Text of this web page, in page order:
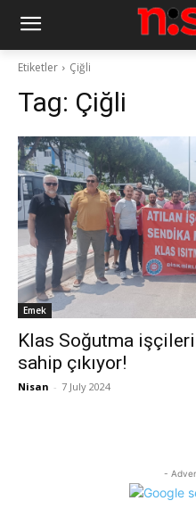
Etiketler Çiğli
Tag: Çiğli
Emek
Klas Soğutma
sahip çıkıyor!
Nisan - 7 July 2024
-